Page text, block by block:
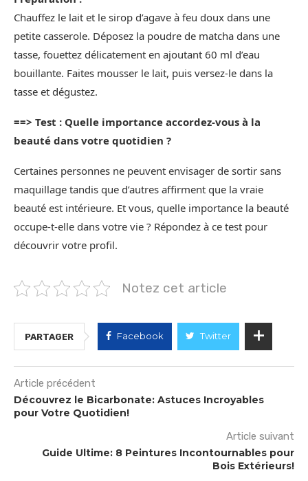
Chauffez le lait et le sirop d’agave à feu doux dans une
petite casserole. Déposez la poudre de matcha dans une
tasse, fouettez délicatement en ajoutant 60 ml d’eau
bouillante. Faites mousser le lait, puis versez-le dans la
tasse et dégustez.
==> Test : Quelle importance accordez-vous à la
beauté dans votre quotidien ?
Certaines personnes ne peuvent envisager de sortir sans
maquillage tandis que d’autres affirment que la vraie
beauté est intérieure. Et vous, quelle importance la beauté
occupe-t-elle dans votre vie ? Répondez à ce test pour
découvrir votre profil.
Notez cet article
PARTAGER Facebook Twitter
Article précédent
Découvrez le Bicarbonate: Astuces Incroyables
pour Votre Quotidien!
Article suivant
Guide Ultime: 8 Peintures Incontournables pour
Bois Extérieurs!